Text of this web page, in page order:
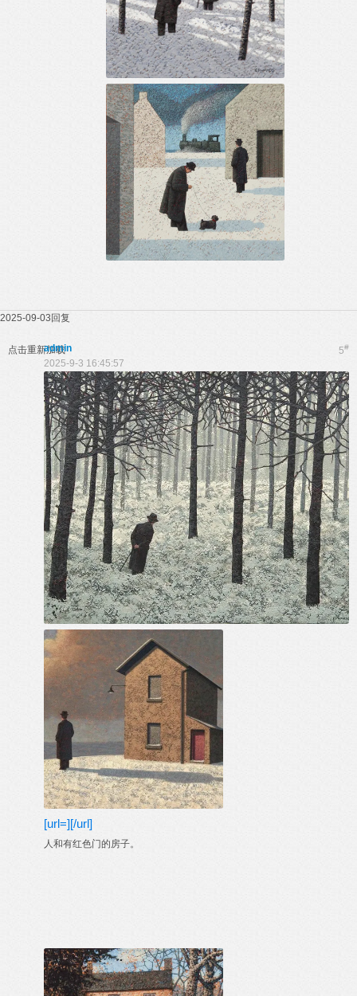
2025-09-03 回复
点击重新加载 5#
admin
2025-9-3 16:45:57
[url=][/url]
人和有红色门的房子。